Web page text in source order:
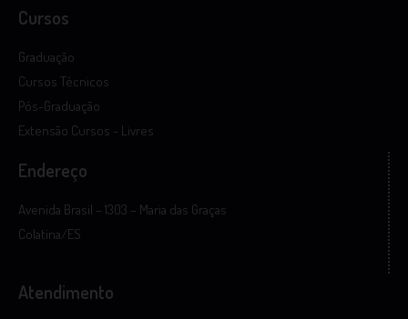
Cursos
Graduação
Cursos Técnicos
Pós-Graduação
Extensão Cursos - Livres
Endereço
Avenida Brasil – 1303 – Maria das Graças
Colatina/ES
Atendimento